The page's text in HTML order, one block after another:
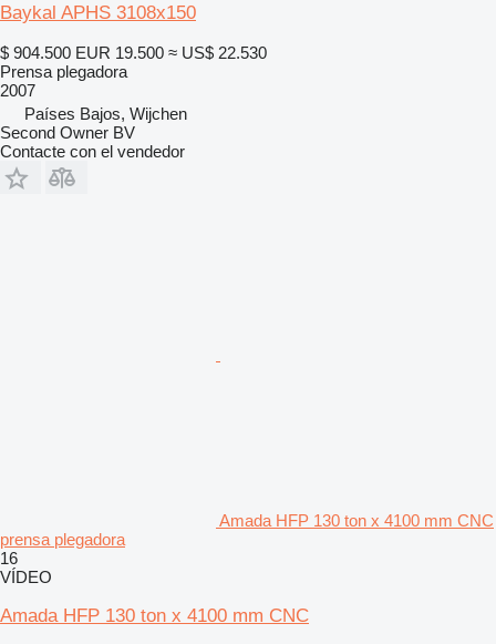
Baykal APHS 3108x150
$ 904.500 EUR 19.500 ≈ US$ 22.530
Prensa plegadora
2007
Países Bajos, Wijchen
Second Owner BV
Contacte con el vendedor
Amada HFP 130 ton x 4100 mm CNC
prensa plegadora
16
VÍDEO
Amada HFP 130 ton x 4100 mm CNC